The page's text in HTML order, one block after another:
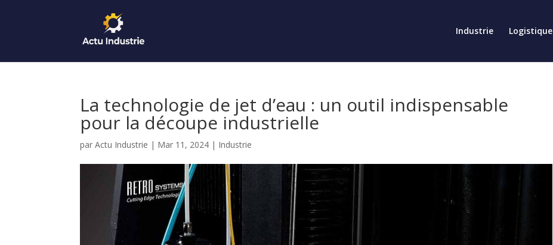
Industrie Logistique
La technologie de jet d’eau : un outil indispensable
pour la découpe industrielle
parActu Industrie | Mar 11, 2024 | Industrie